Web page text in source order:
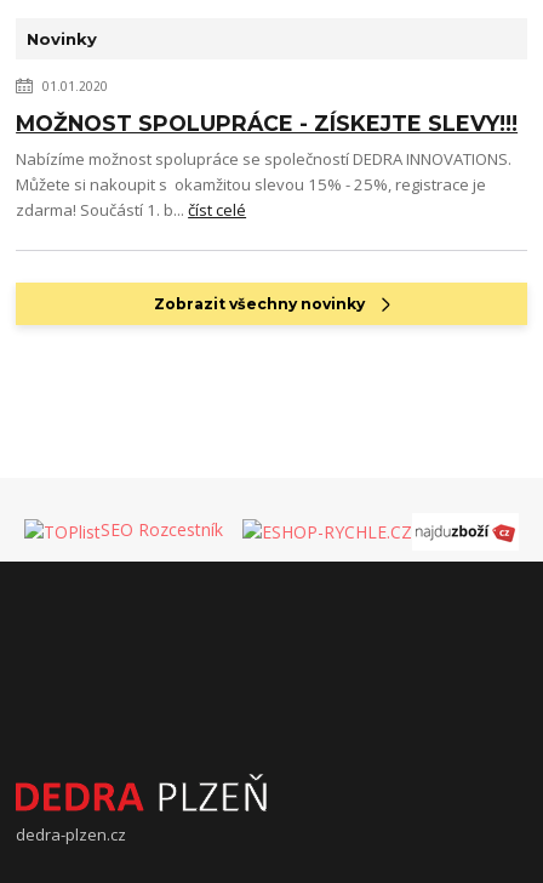
Novinky
01.01.2020
MOŽNOST SPOLUPRÁCE - ZÍSKEJTE SLEVY!!!
Nabízíme možnost spolupráce se společností DEDRA INNOVATIONS.
Můžete si nakoupit s okamžitou slevou 15% - 25%, registrace je
zdarma! Součástí 1. b...číst celé
Zobrazit všechny novinky
SEO Rozcestník
dedra-plzen.cz